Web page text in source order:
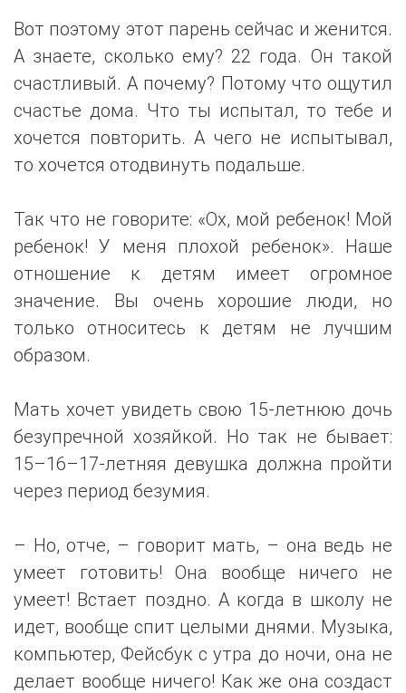
Вот поэтому этот парень сейчас и женится.
А знаете, сколько ему? 22 года. Он такой
счастливый. А почему? Потому что ощутил
счастье дома. Что ты испытал, то тебе и
хочется повторить. А чего не испытывал,
то хочется отодвинуть подальше.
Так что не говорите: «Ох, мой ребенок! Мой
ребенок! У меня плохой ребенок». Наше
отношение к детям имеет огромное
значение. Вы очень хорошие люди, но
только относитесь к детям не лучшим
образом.
Мать хочет увидеть свою 15-летнюю дочь
безупречной хозяйкой. Но так не бывает:
15–16–17-летняя девушка должна пройти
через период безумия.
– Но, отче, – говорит мать, – она ведь не
умеет готовить! Она вообще ничего не
умеет! Встает поздно. А когда в школу не
идет, вообще спит целыми днями. Музыка,
компьютер, Фейсбук с утра до ночи, она не
делает вообще ничего! Как же она создаст